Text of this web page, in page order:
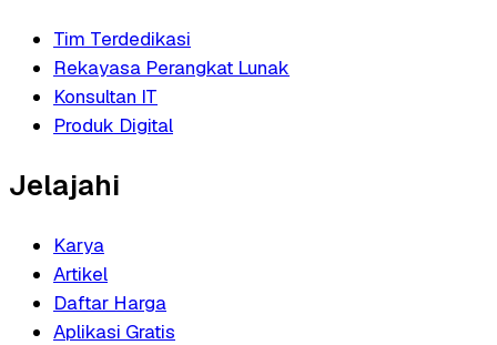
Tim Terdedikasi
Rekayasa Perangkat Lunak
Konsultan IT
Produk Digital
Jelajahi
Karya
Artikel
Daftar Harga
Aplikasi Gratis